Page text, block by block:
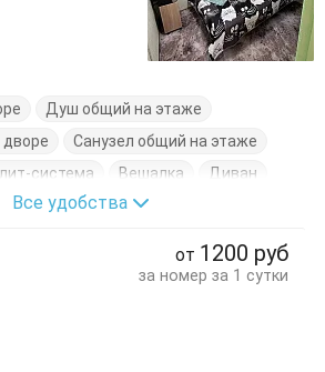
Душ общий на этаже
Санузел общий на этаже
система Вешалка
Диван
Все удобства
от 1200 руб
за номер за 1 сутки